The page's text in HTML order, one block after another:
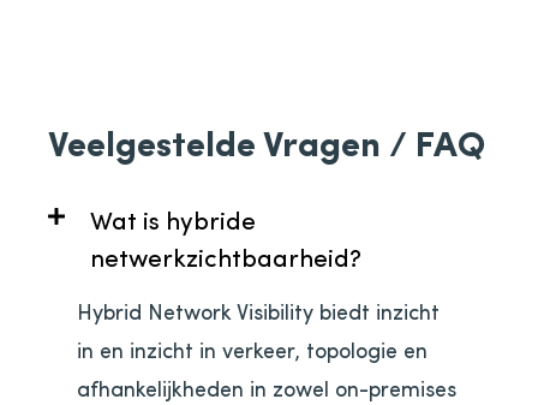
Veelgestelde Vragen / FAQ
Wat is hybride
netwerkzichtbaarheid?
Hybrid Network Visibility biedt inzicht
in en inzicht in verkeer, topologie en
afhankelijkheden in zowel on-premises